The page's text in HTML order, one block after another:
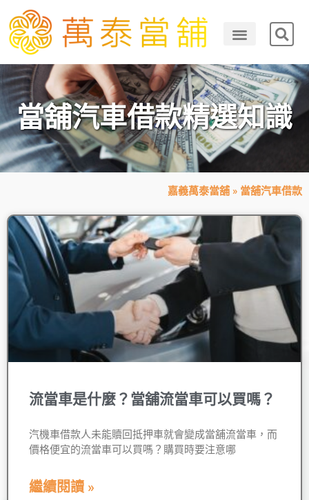
當舖汽車借款精選知識
嘉義萬泰當舖 » 當舖汽車借款
流當車是什麼？當舖流當車可以買嗎？
汽機車借款人未能贖回抵押車就會變成當舖流當車，而
價格便宜的流當車可以買嗎？購買時要注意哪
繼續閱讀 »